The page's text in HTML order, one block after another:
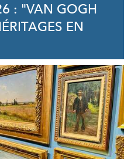
: "VAN GOGH
EN